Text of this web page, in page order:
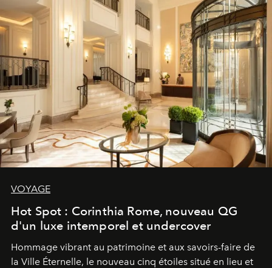
VOYAGE
Hot Spot : Corinthia Rome, nouveau QG
d'un luxe intemporel et undercover
Hommage vibrant au patrimoine et aux savoirs-faire de
la Ville Éternelle, le nouveau cinq étoiles situé en lieu et